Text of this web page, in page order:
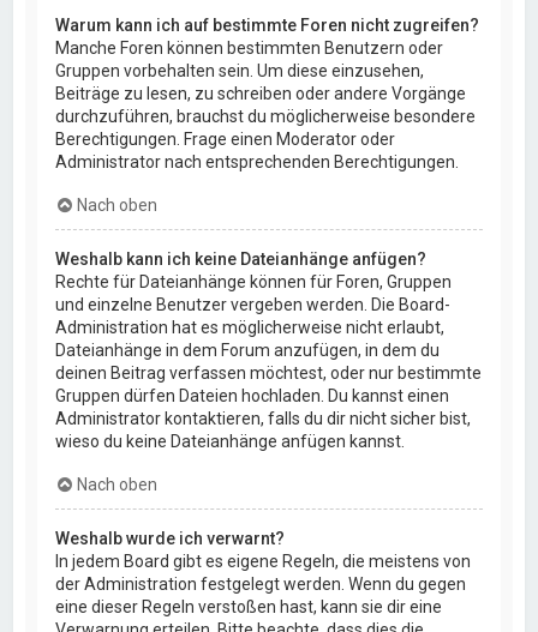
Warum kann ich auf bestimmte Foren nicht zugreifen?
Manche Foren können bestimmten Benutzern oder
Gruppen vorbehalten sein. Um diese einzusehen,
Beiträge zu lesen, zu schreiben oder andere Vorgänge
durchzuführen, brauchst du möglicherweise besondere
Berechtigungen. Frage einen Moderator oder
Administrator nach entsprechenden Berechtigungen.
Nach oben
Weshalb kann ich keine Dateianhänge anfügen?
Rechte für Dateianhänge können für Foren, Gruppen
und einzelne Benutzer vergeben werden. Die Board-
Administration hat es möglicherweise nicht erlaubt,
Dateianhänge in dem Forum anzufügen, in dem du
deinen Beitrag verfassen möchtest, oder nur bestimmte
Gruppen dürfen Dateien hochladen. Du kannst einen
Administrator kontaktieren, falls du dir nicht sicher bist,
wieso du keine Dateianhänge anfügen kannst.
Nach oben
Weshalb wurde ich verwarnt?
In jedem Board gibt es eigene Regeln, die meistens von
der Administration festgelegt werden. Wenn du gegen
eine dieser Regeln verstoßen hast, kann sie dir eine